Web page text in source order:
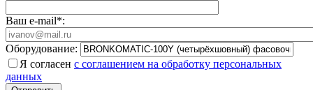
Ваш e-mail*:
Оборудование:
Я согласен с соглашением на обработку персональных
данных